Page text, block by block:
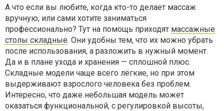
А что если вы любите, когда кто-то делает массаж
вручную, или сами хотите заниматься
профессионально? Тут на помощь приходят массажные
столы складные. Они удобны тем, что их можно убрать
после использования, а разложить в нужный момент.
Да и в плане ухода и хранения — сплошной плюс.
Складные модели чаще всего лёгкие, но при этом
выдерживают взрослого человека без проблем.
Интересно, что даже небольшая модель может
оказаться функциональной, с регулировкой высоты,